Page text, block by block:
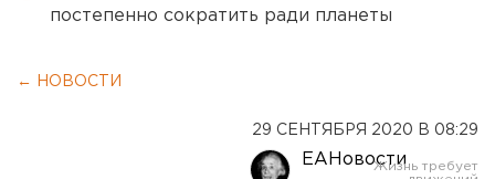
постепенно сократить ради планеты
← НОВОСТИ
29 СЕНТЯБРЯ 2020 В 08:29
ЕАНовости